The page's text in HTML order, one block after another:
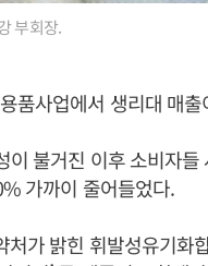
부회장.
품사업에서 생리대 매
이 불거진 이후 소비자
가까이 줄어들었다.
가 밝힌 휘발성유기화